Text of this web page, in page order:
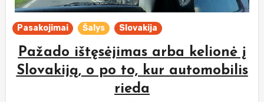
Pasakojimai Šalys Slovakija
Pažado ištęsėjimas arba kelionė į
Slovakiją, o po to, kur automobilis
rieda